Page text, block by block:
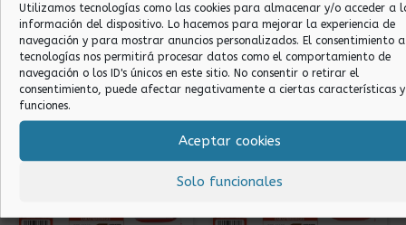
Utilizamos tecnologías como las cookies para almacenar y/o acceder a
información del dispositivo. Lo hacemos para mejorar la experiencia de
navegación y para mostrar anuncios personalizados. El consentimiento
tecnologías nos permitirá procesar datos como el comportamiento de
navegación o los ID's únicos en este sitio. No consentir o retirar el
consentimiento, puede afectar negativamente a ciertas características y
funciones.
Aceptar cookies
Solo funcionales
Cortapastas
MOLDE INOX LETRA
T
Cortapastas
MOLDE INOX LETRA
F